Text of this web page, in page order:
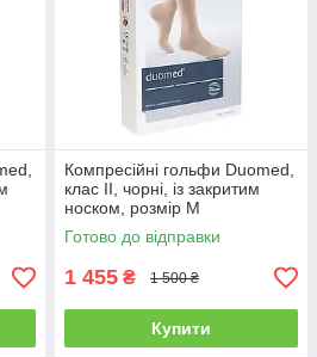
Компресійні гольфи Duomed,
клас II, чорні, із закритим
носком, розмір M
(V240503000)
Готово до відправки
1 455 ₴ 1 500 ₴
Купити